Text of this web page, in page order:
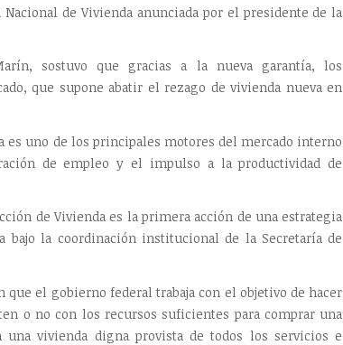
de Vivienda anunciada por el presidente de la
sostuvo que gracias a la nueva garantía, los
que supone abatir el rezago de vivienda nueva en
uno de los principales motores del mercado interno
de empleo y el impulso a la productividad de
de Vivienda es la primera acción de una estrategia
la coordinación institucional de la Secretaría de
el gobierno federal trabaja con el objetivo de hacer
o no con los recursos suficientes para comprar una
vivienda digna provista de todos los servicios e